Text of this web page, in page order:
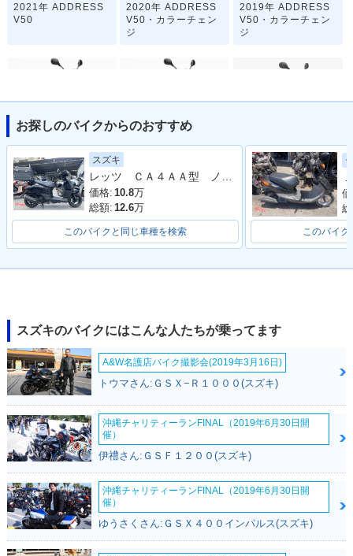
2021年 ADDRESS
V50
2020年 ADDRESS
V50・カラーチェン
ジ
2019年 ADDRESS
V50・カラーチェン
ジ
2018年 ADDRESS
V50・マイナーチェ
ンジ
ンジ
2014年 ADDRESS
V50・カラーチェン
2012年 ADDRESS
V50・マイナーチェ
2012年 ADDRESS
V50・特別・限定仕
2011年 ADDRESS
V50 特別色・特別・
お探しのバイクからのおすすめ
スズキ
レッツ ＣＡ４ＡＡ型 ノーマル リアボックス 整備 保証 自賠責保険
価格: 10.8万
総額: 12.6万
このバイクと同じ車種を検索 このバイク
スズキのバイクにはこんな人たちが乗ってます
A&W名護店バイク撮影会(2019年3月16日)
トウマさん:ＧＳＸ−Ｒ１０００(スズキ)
沖縄チャリティーランFINAL（2019年6月30日開
催）
伊禮さん:ＧＳＦ１２００(スズキ)
沖縄チャリティーランFINAL（2019年6月30日開
催）
ゆうさくさん:ＧＳＸ４００インパルス(スズキ)